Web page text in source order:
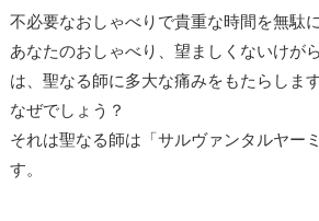
不必要なおしゃべりで貴重な時間を無駄
あなたのおしゃべり、望ましくないけが
は、聖なる師に多大な痛みをもたらします
なぜでしょう？
それは聖なる師は「サルヴァンタルヤー
す。